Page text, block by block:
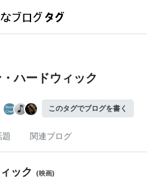
ハードウィック
このタグでブログを書く
関連ブログ
ック (映画)